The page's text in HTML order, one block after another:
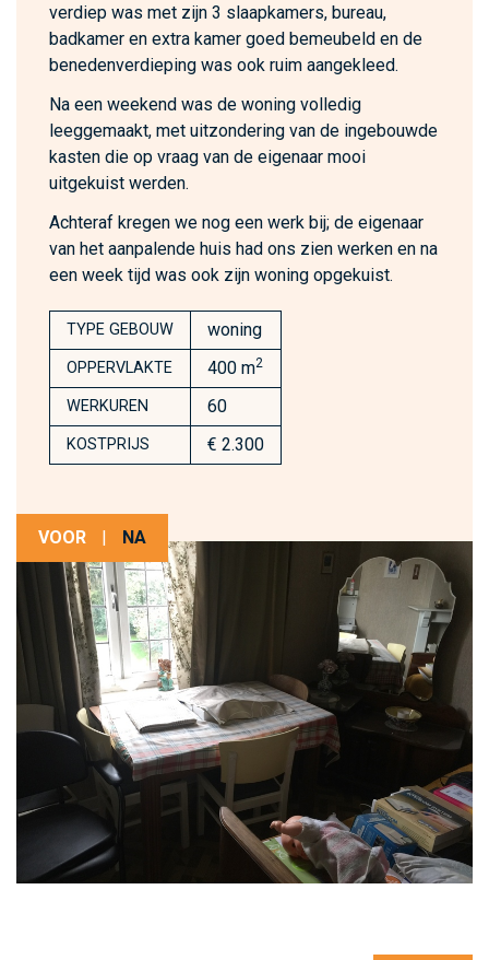
verdiep was met zijn 3 slaapkamers, bureau,
badkamer en extra kamer goed bemeubeld en de
benedenverdieping was ook ruim aangekleed.
Na een weekend was de woning volledig
leeggemaakt, met uitzondering van de ingebouwde
kasten die op vraag van de eigenaar mooi
uitgekuist werden.
Achteraf kregen we nog een werk bij; de eigenaar
van het aanpalende huis had ons zien werken en na
een week tijd was ook zijn woning opgekuist.
TYPE GEBOUW woning
OPPERVLAKTE 400 m2
WERKUREN 60
KOSTPRIJS € 2.300
VOOR | NA